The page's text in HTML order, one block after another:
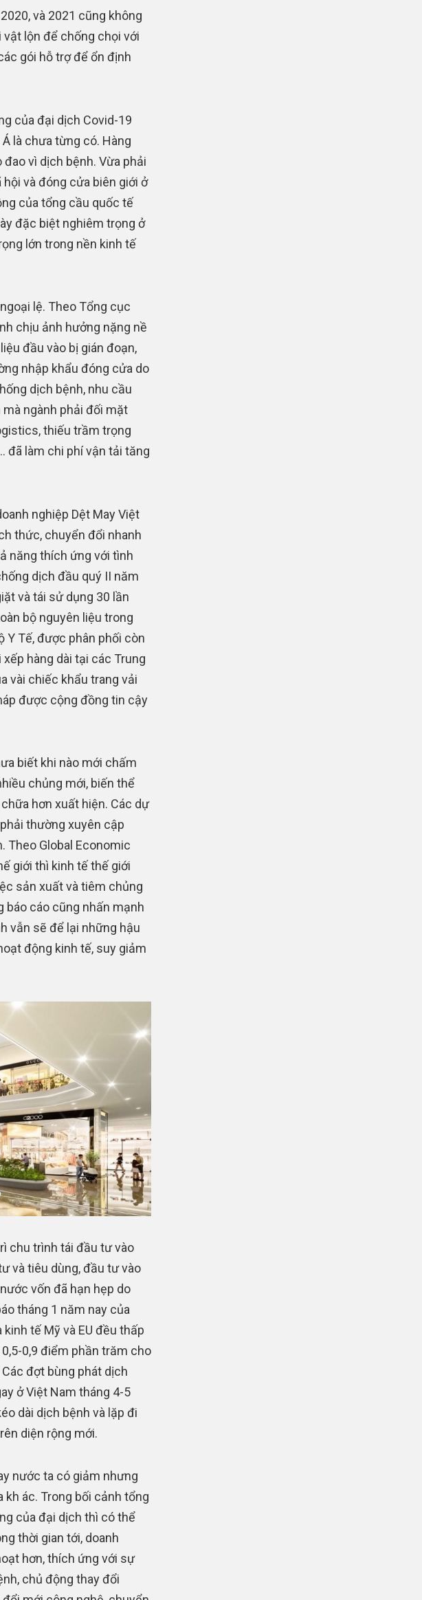
và 2021 cũng không
vật lộn để chống chọi với
gói hỗ trợ để ổn định
của đại dịch Covid-19
là chưa từng có. Hàng
vì dịch bệnh. Vừa phải
và đóng cửa biên giới ở
của tổng cầu quốc tế
đặc biệt nghiêm trọng ở
lớn trong nền kinh tế
lệ. Theo Tổng cục
chịu ảnh hưởng nặng nề
đầu vào bị gián đoạn,
nhập khẩu đóng cửa do
dịch bệnh, nhu cầu
ngành phải đối mặt
thiếu trầm trọng
đã làm chi phí vận tải tăng
nghiệp Dệt May Việt
thức, chuyển đổi nhanh
năng thích ứng với tình
dịch đầu quý II năm
và tái sử dụng 30 lần
bộ nguyên liệu trong
Y Tế, được phân phối còn
hàng dài tại các Trung
vài chiếc khẩu trang vải
được cộng đồng tin cậy
biết khi nào mới chấm
chủng mới, biến thể
hơn xuất hiện. Các dự
thường xuyên cập
Theo Global Economic
giới thì kinh tế thế giới
sản xuất và tiêm chủng
báo cáo cũng nhấn mạnh
vẫn sẽ để lại những hậu
động kinh tế, suy giảm
chu trình tái đầu tư vào
và tiêu dùng, đầu tư vào
vốn đã hạn hẹp do
tháng 1 năm nay của
tế Mỹ và EU đều thấp
0,9 điểm phần trăm cho
đợt bùng phát dịch
ở Việt Nam tháng 4-5
dài dịch bệnh và lặp đi
diện rộng mới.
nước ta có giảm nhưng
ác. Trong bối cảnh tổng
của đại dịch thì có thể
thời gian tới, doanh
hơn, thích ứng với sự
chủ động thay đổi